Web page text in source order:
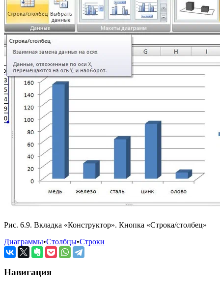
Рис. 6.9. Вкладка «Конструктор». Кнопка «Строка/столбец»
Диаграммы•Столбцы•Строки
Навигация